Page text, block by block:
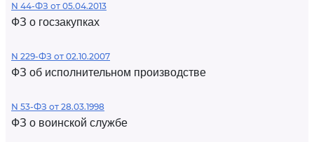
N 44-ФЗ от 05.04.2013
ФЗ о госзакупках
N 229-ФЗ от 02.10.2007
ФЗ об исполнительном производстве
N 53-ФЗ от 28.03.1998
ФЗ о воинской службе